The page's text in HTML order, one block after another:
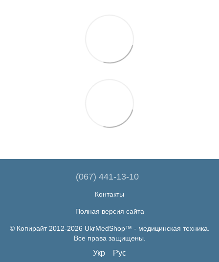
(067) 441-13-10
Контакты
Полная версия сайта
© Копирайт 2012-2026 UkrMedShop™ - медицинская техника.
Все права защищены.
Укр Рус